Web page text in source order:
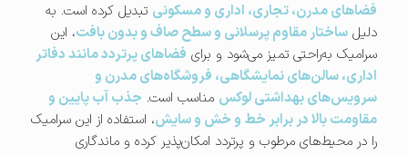
فضاهای مدرن، تجاری، اداری و مسکونی تبدیل کرده است. به
دلیل ساختار مقاوم پرسلانی و سطح صاف و بدون بافت، این
سرامیک به‌راحتی تمیز می‌شود و برای فضاهای پرتردد مانند دفاتر
اداری، سالن‌های نمایشگاهی، فروشگاه‌های مدرن و
سرویس‌های بهداشتی لوکس مناسب است. جذب آب پایین و
مقاومت بالا در برابر خط و خش و سایش، استفاده از این سرامیک
را در محیط‌های مرطوب و پرتردد امکان‌پذیر کرده و ماندگاری